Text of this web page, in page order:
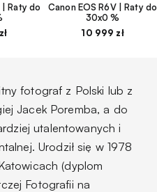
| Raty do
Canon EOS R6V | Raty do
30x0 %
10 999 zł
fotograf z Polski lub z
Jacek Poremba, a do
utalentowanych i
Urodził się w 1978
(dyplom
Fotografii na